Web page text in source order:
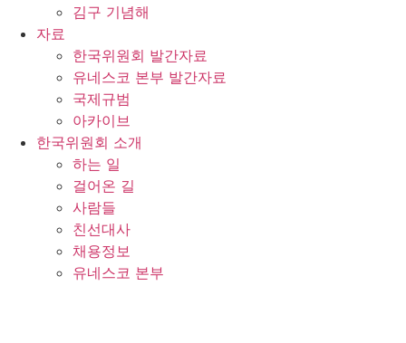
김구 기념해
자료
한국위원회 발간자료
유네스코 본부 발간자료
국제규범
아카이브
한국위원회 소개
하는 일
걸어온 길
사람들
친선대사
채용정보
유네스코 본부